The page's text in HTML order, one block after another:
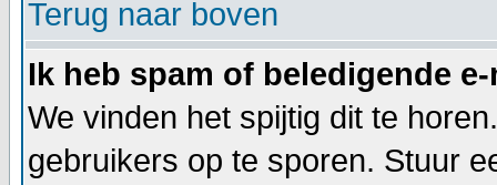
Terug naar boven
Ik heb spam of beledigende
We vinden het spijtig dit te
gebruikers op te sporen. Stuur